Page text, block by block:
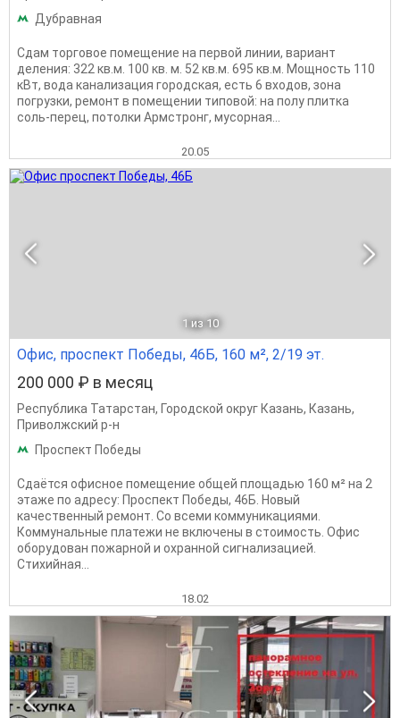
Дубравная
Сдам торговое помещение на первой линии, вариант
деления: 322 кв.м. 100 кв. м. 52 кв.м. 695 кв.м. Мощность 110
кВт, вода канализация городская, есть 6 входов, зона
погрузки, ремонт в помещении типовой: на полу плитка
соль-перец, потолки Армстронг, мусорная...
20.05
1 из 10
Офис, проспект Победы, 46Б, 160 м², 2/19 эт.
200 000 ₽ в месяц
Республика Татарстан, Городской округ Казань, Казань,
Приволжский р-н
Проспект Победы
Сдаётся офисное помещение общей площадью 160 м² на 2
этаже по адресу: Проспект Победы, 46Б. Новый
качественный ремонт. Со всеми коммуникациями.
Коммунальные платежи не включены в стоимость. Офис
оборудован пожарной и охранной сигнализацией.
Стихийная...
18.02